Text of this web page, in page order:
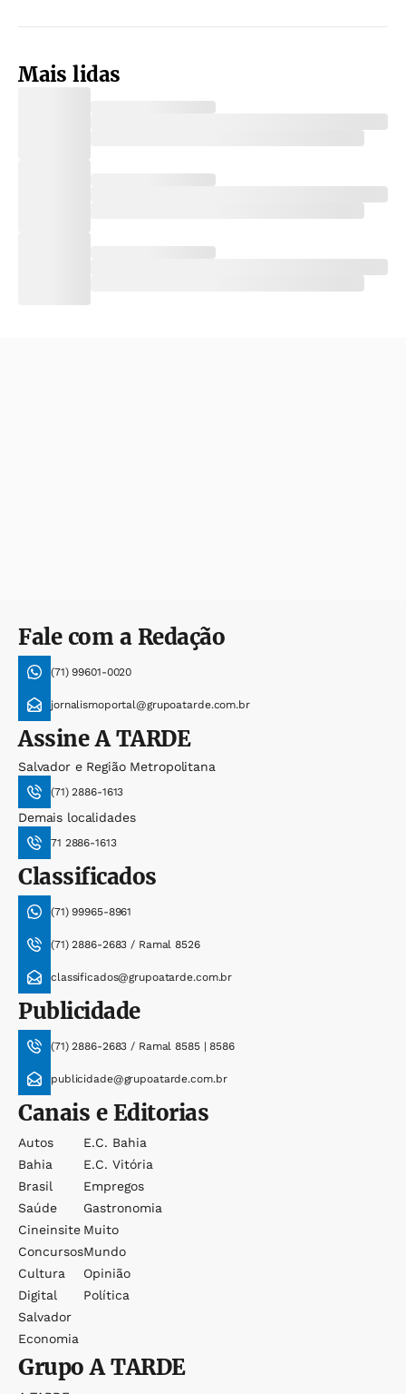
Mais lidas
Fale com a Redação
(71) 99601-0020
jornalismoportal@grupoatarde.com.br
AssineA TARDE
Salvador e Região Metropolitana
(71) 2886-1613
Demais localidades
71 2886-1613
Classificados
(71) 99965-8961
(71) 2886-2683 / Ramal 8526
classificados@grupoatarde.com.br
Publicidade
(71) 2886-2683 / Ramal 8585 | 8586
publicidade@grupoatarde.com.br
Canais e Editorias
Autos
Bahia
Brasil
Saúde
Cineinsite
Concursos
Cultura
Digital
Salvador
Economia
E.c. Bahia
E.c. Vitória
Empregos
Gastronomia
Muito
Mundo
Opinião
Política
GrupoA TARDE